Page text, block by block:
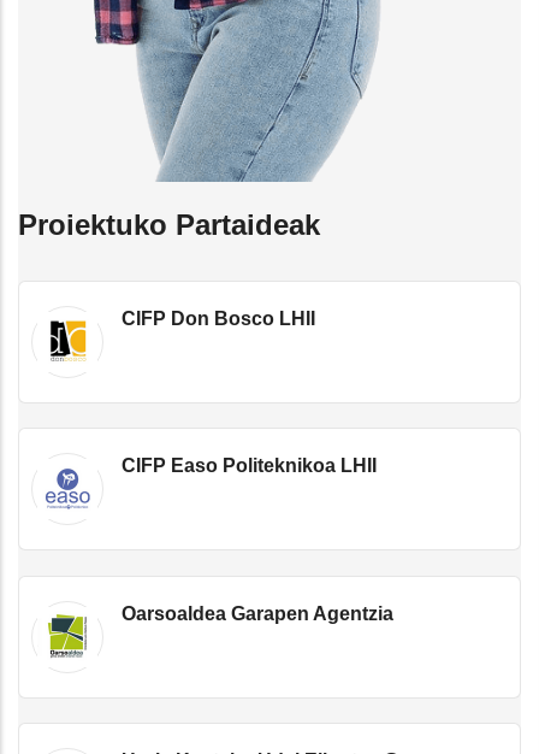
Proiektuko Partaideak
CIFP Don Bosco LHII
CIFP Easo Politeknikoa LHII
Oarsoaldea Garapen Agentzia